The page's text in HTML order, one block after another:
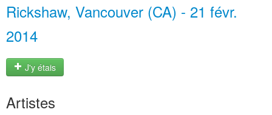
Rickshaw, Vancouver (CA) - 21 févr.
2014
J'y étais
Artistes